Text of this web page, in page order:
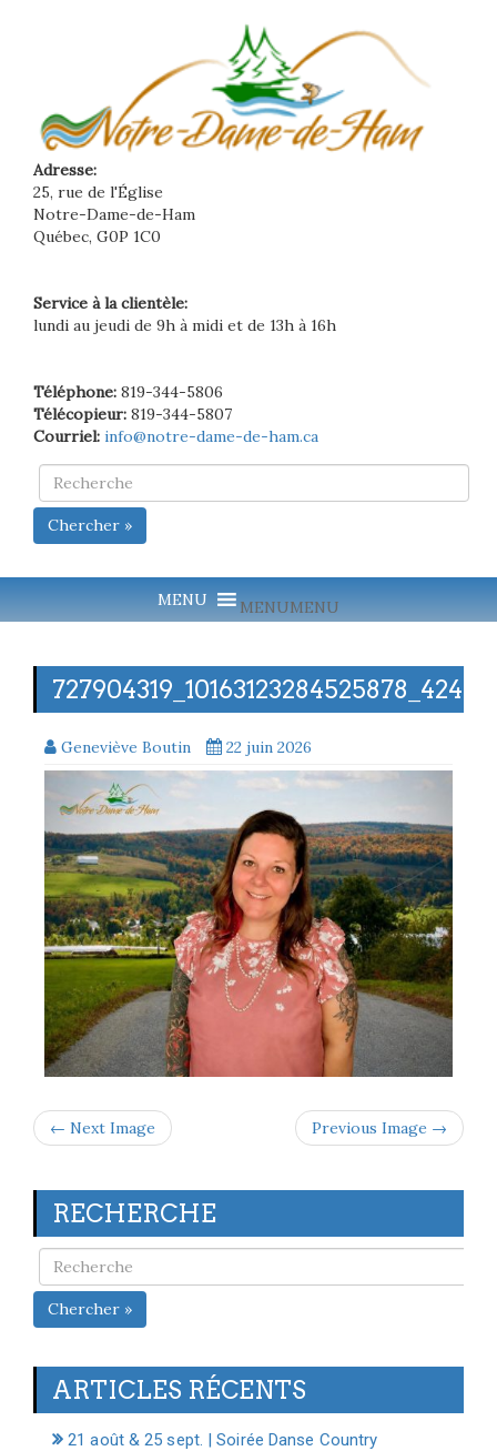
Adresse:
25, rue de l'Église
Notre-Dame-de-Ham
Québec, G0P 1C0
Service à la clientèle:
lundi au jeudi de 9h à midi et de 13h à 16h
Téléphone: 819-344-5806
Télécopieur: 819-344-5807
Courriel: info@notre-dame-de-ham.ca
Chercher »
MENUMENU
Geneviève Boutin 22 juin 2026
← Next Image Previous Image →
RECHERCHE
Chercher »
ARTICLES RÉCENTS
21 août & 25 sept. | Soirée Danse Country